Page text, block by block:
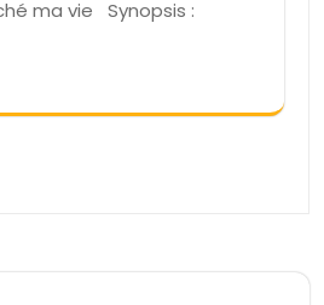
ma vie Synopsis :